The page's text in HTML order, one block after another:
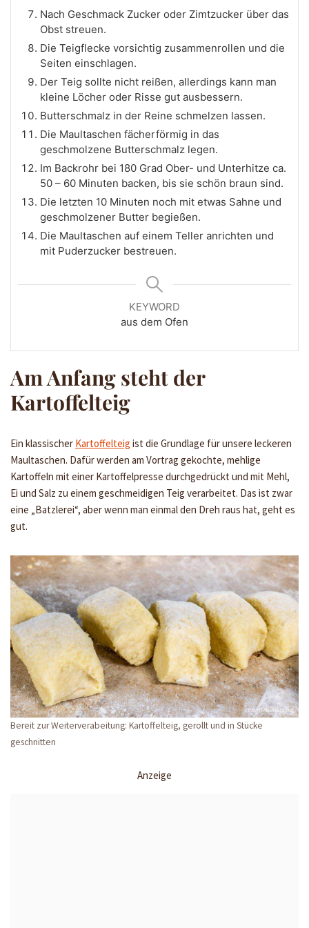
Nach Geschmack Zucker oder Zimtzucker über das
Obst streuen.
Die Teigflecke vorsichtig zusammenrollen und die
Seiten einschlagen.
Der Teig sollte nicht reißen, allerdings kann man
kleine Löcher oder Risse gut ausbessern.
Butterschmalz in der Reine schmelzen lassen.
Die Maultaschen fächerförmig in das
geschmolzene Butterschmalz legen.
Im Backrohr bei 180 Grad Ober- und Unterhitze ca.
50 – 60 Minuten backen, bis sie schön braun sind.
Die letzten 10 Minuten noch mit etwas Sahne und
geschmolzener Butter begießen.
Die Maultaschen auf einem Teller anrichten und
mit Puderzucker bestreuen.
KEYWORD
aus dem Ofen
Am Anfang steht der
Kartoffelteig
Ein klassischer Kartoffelteig ist die Grundlage für unsere leckeren
Maultaschen. Dafür werden am Vortrag gekochte, mehlige
Kartoffeln mit einer Kartoffelpresse durchgedrückt und mit Mehl,
Ei und Salz zu einem geschmeidigen Teig verarbeitet. Das ist zwar
eine „Batzlerei“, aber wenn man einmal den Dreh raus hat, geht es
gut.
Bereit zur Weiterverabeitung: Kartoffelteig, gerollt und in Stücke
geschnitten
Anzeige